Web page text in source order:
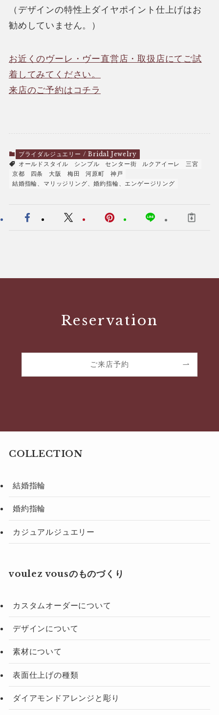
（デザインの特性上ダイヤポイント仕上げはお
勧めしていません。）
お近くのヴーレ・ヴー直営店・取扱店にてご試
着してみてください。
来店のご予約はコチラ
ブライダルジュエリー / Bridal Jewelry
オールドスタイル
シンプル センター街 ルクアイーレ
三宮
京都
四条 大阪 梅田 河原町
神戸
結婚指輪、マリッジリング、婚約指輪、エンゲージリング
Reservation
ご来店予約
COLLECTION
結婚指輪
婚約指輪
カジュアルジュエリー
voulez vousのものづくり
カスタムオーダーについて
デザインについて
素材について
表面仕上げの種類
ダイアモンドアレンジと彫り